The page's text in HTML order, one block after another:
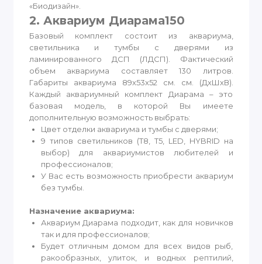
«Биодизайн».
2. Аквариум Диарама150
Базовый комплект состоит из аквариума,
светильника и тумбы с дверями из
ламинированного ДСП (ЛДСП). Фактический
объем аквариума составляет 130 литров.
Габариты аквариума 89x53x52 см. см. (ДхШхВ).
Каждый аквариумный комплект Диарама – это
базовая модель, в которой Вы имеете
дополнительную возможность выбрать:
Цвет отделки аквариума и тумбы с дверями;
9 типов светильников (T8, T5, LED, HYBRID на
выбор) для аквариумистов любителей и
профессионалов;
У Вас есть возможность приобрести аквариум
без тумбы.
Назначение аквариума:
Аквариум Диарама подходит, как для новичков
так и для профессионалов;
Будет отличным домом для всех видов рыб,
ракообразных, улиток, и водных рептилий,